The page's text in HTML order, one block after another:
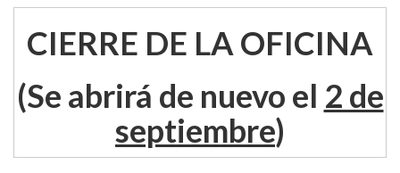
CIERRE DE LA OFICINA
(Se abrirá de nuevo el 2 de
septiembre)